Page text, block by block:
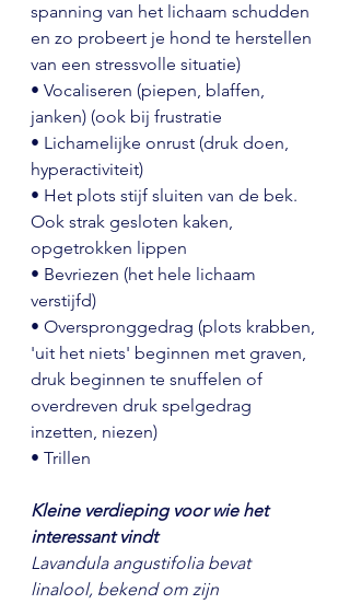
spanning van het lichaam schudden
en zo probeert je hond te herstellen
van een stressvolle situatie)
• Vocaliseren (piepen, blaffen,
janken) (ook bij frustratie
• Lichamelijke onrust (druk doen,
hyperactiviteit)
• Het plots stijf sluiten van de bek.
Ook strak gesloten kaken,
opgetrokken lippen
• Bevriezen (het hele lichaam
verstijfd)
• Overspronggedrag (plots krabben,
'uit het niets' beginnen met graven,
druk beginnen te snuffelen of
overdreven druk spelgedrag
inzetten, niezen)
• Trillen
Kleine verdieping voor wie het
interessant vindt
Lavandula angustifolia bevat
linalool, bekend om zijn